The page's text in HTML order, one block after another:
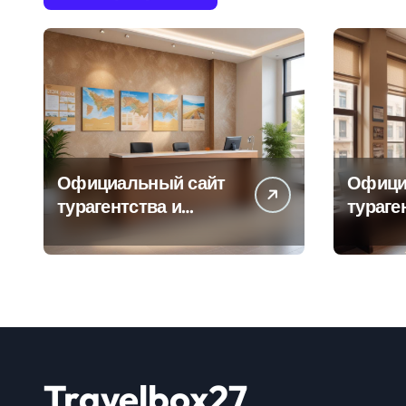
Официальный сайт
турагентства и
информация об
офисе продаж